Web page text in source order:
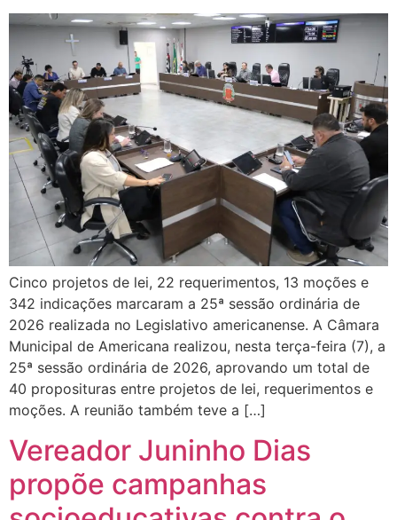
Cinco projetos de lei, 22 requerimentos, 13 moções e
342 indicações marcaram a 25ª sessão ordinária de
2026 realizada no Legislativo americanense. A Câmara
Municipal de Americana realizou, nesta terça-feira (7), a
25ª sessão ordinária de 2026, aprovando um total de
40 proposituras entre projetos de lei, requerimentos e
moções. A reunião também teve a […]
Vereador Juninho Dias
propõe campanhas